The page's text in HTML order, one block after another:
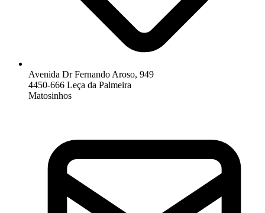
Avenida Dr Fernando Aroso, 949
4450-666 Leça da Palmeira
Matosinhos